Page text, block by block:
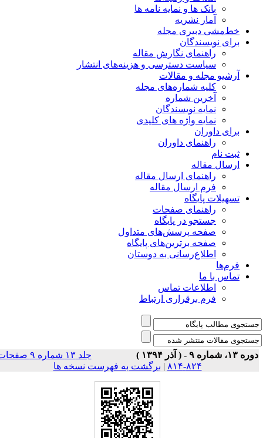
بانک ها و نمایه نامه ها
آمار نشریه
خط‌مشی دبیری مجله
برای نویسندگان
راهنمای نگارش مقاله
سیاست دسترسی و هزینه‌های انتشار
آرشیو مجله و مقالات
کلیه شماره‌های مجله
آخرین شماره
نمایه نویسندگان
نمایه واژه های کلیدی
برای داوران
راهنمای داوران
ثبت نام
ارسال مقاله
راهنمای ارسال مقاله
فرم ارسال مقاله
تسهیلات پایگاه
راهنمای صفحات
جستجو در پایگاه
صفحه پرسش‌های متداول
صفحه برترین‌های پایگاه
اطلاع‌رسانی به دوستان
فرم‌ها
تماس با ما
اطلاعات تماس
فرم برقراری ارتباط
۱۳، شماره ۹ - ( آذر ۱۳۹۴ )
جلد ۱۳ شماره ۹ صفحات
۸۲۴-۸۱۴
| برگشت به فهرست نسخه ها